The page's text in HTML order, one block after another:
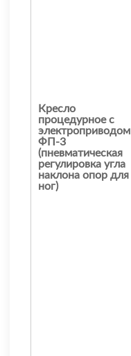
Кресло
процедурное с
электроприводом
ФП-3
(пневматическая
регулировка угла
наклона опор для
ног)